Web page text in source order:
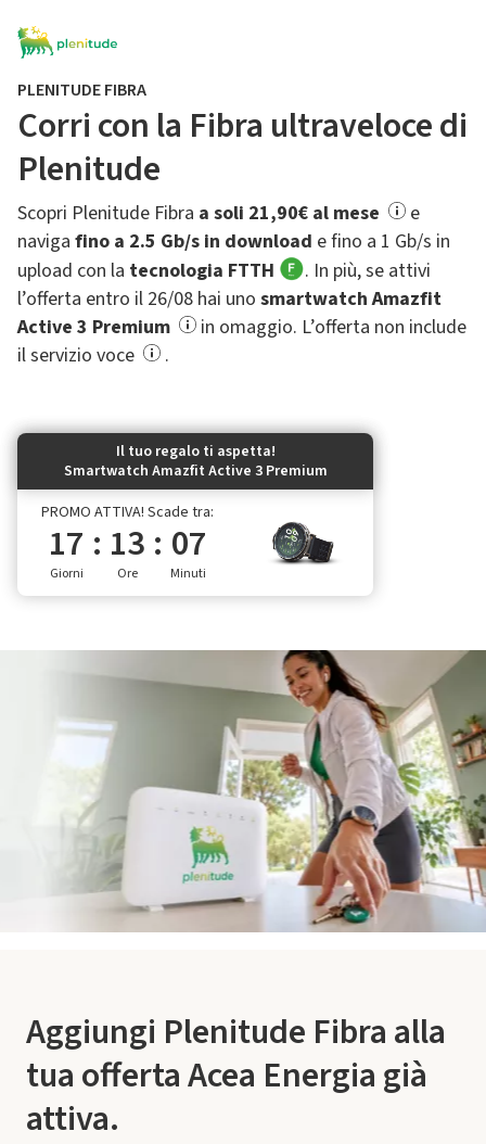
PLENITUDE FIBRA
Corri con la Fibra ultraveloce di
Plenitude
Scopri Plenitude Fibra a soli 21,90€ al mese
e
naviga fino a 2.5 Gb/s in download e fino a 1 Gb/s in
upload con la tecnologia FTTH
. In più, se attivi
l’offerta entro il 26/08 hai uno smartwatch Amazfit
Active 3 Premium
in omaggio. L’offerta non include
il servizio voce
.
Il tuo regalo ti aspetta!
Smartwatch Amazfit Active 3 Premium
PROMO ATTIVA! Scade tra:
17
Giorni
: 13
Ore
: 07
Minuti
Aggiungi Plenitude Fibra alla
tua offerta Acea Energia già
attiva.